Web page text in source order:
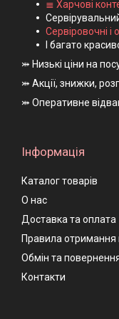
≣ Харчові
Сервіровочні і
І багато
⤗ Низькі ціни на
⤗ Акції, знижки,
⤗ Оперативне
Інформація
Каталог товарів
О нас
Доставка та оплата
Правила отримання
Обмін та
Контакти